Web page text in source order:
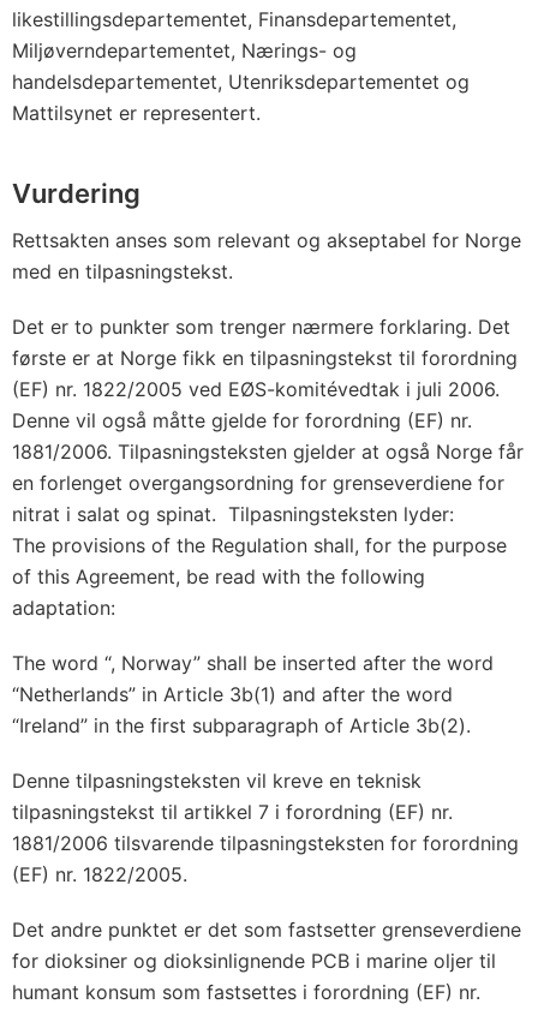
likestillingsdepartementet, Finansdepartementet,
Miljøverndepartementet, Nærings- og
handelsdepartementet, Utenriksdepartementet og
Mattilsynet er representert.
Vurdering
Rettsakten anses som relevant og akseptabel for Norge
med en tilpasningstekst.
Det er to punkter som trenger nærmere forklaring. Det
første er at Norge fikk en tilpasningstekst til forordning
(EF) nr. 1822/2005 ved EØS-komitévedtak i juli 2006.
Denne vil også måtte gjelde for forordning (EF) nr.
1881/2006. Tilpasningsteksten gjelder at også Norge får
en forlenget overgangsordning for grenseverdiene for
nitrat i salat og spinat. Tilpasningsteksten lyder:
The provisions of the Regulation shall, for the purpose
of this Agreement, be read with the following
adaptation:
The word “, Norway” shall be inserted after the word
“Netherlands” in Article 3b(1) and after the word
“Ireland” in the first subparagraph of Article 3b(2).
Denne tilpasningsteksten vil kreve en teknisk
tilpasningstekst til artikkel 7 i forordning (EF) nr.
1881/2006 tilsvarende tilpasningsteksten for forordning
(EF) nr. 1822/2005.
Det andre punktet er det som fastsetter grenseverdiene
for dioksiner og dioksinlignende PCB i marine oljer til
humant konsum som fastsettes i forordning (EF) nr.